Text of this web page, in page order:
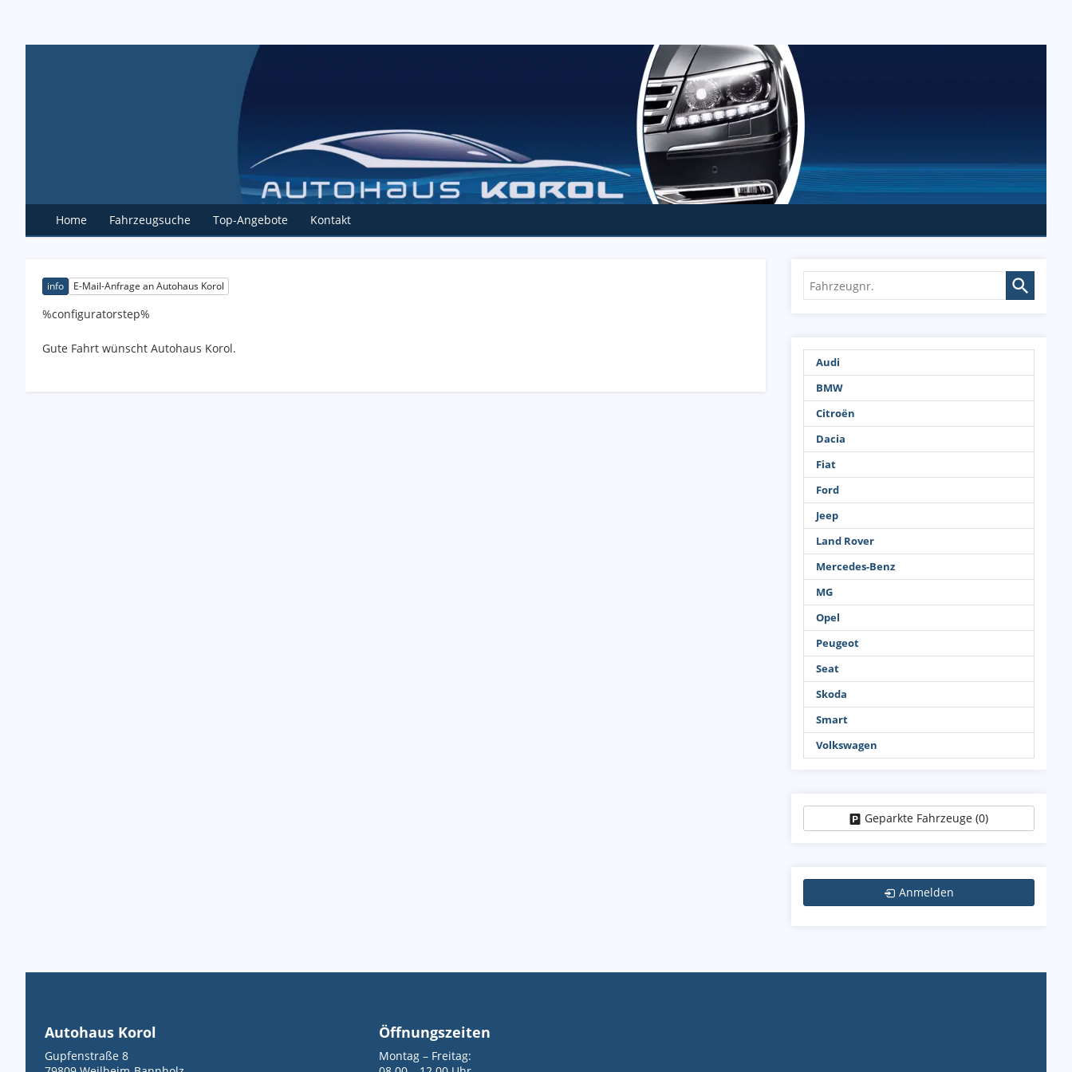
Home Fahrzeugsuche Top-Angebote Kontakt
info E-Mail-Anfrage an Autohaus Korol
%configuratorstep%
Gute Fahrt wünscht Autohaus Korol.
Fahrzeugnr.
Audi
BMW
Citroën
Dacia
Fiat
Ford
Jeep
Land Rover
Mercedes-Benz
MG
Opel
Peugeot
Seat
Skoda
Smart
Volkswagen
Geparkte Fahrzeuge (0)
Anmelden
Autohaus Korol
Gupfenstraße 8
Öffnungszeiten
Montag – Freitag: